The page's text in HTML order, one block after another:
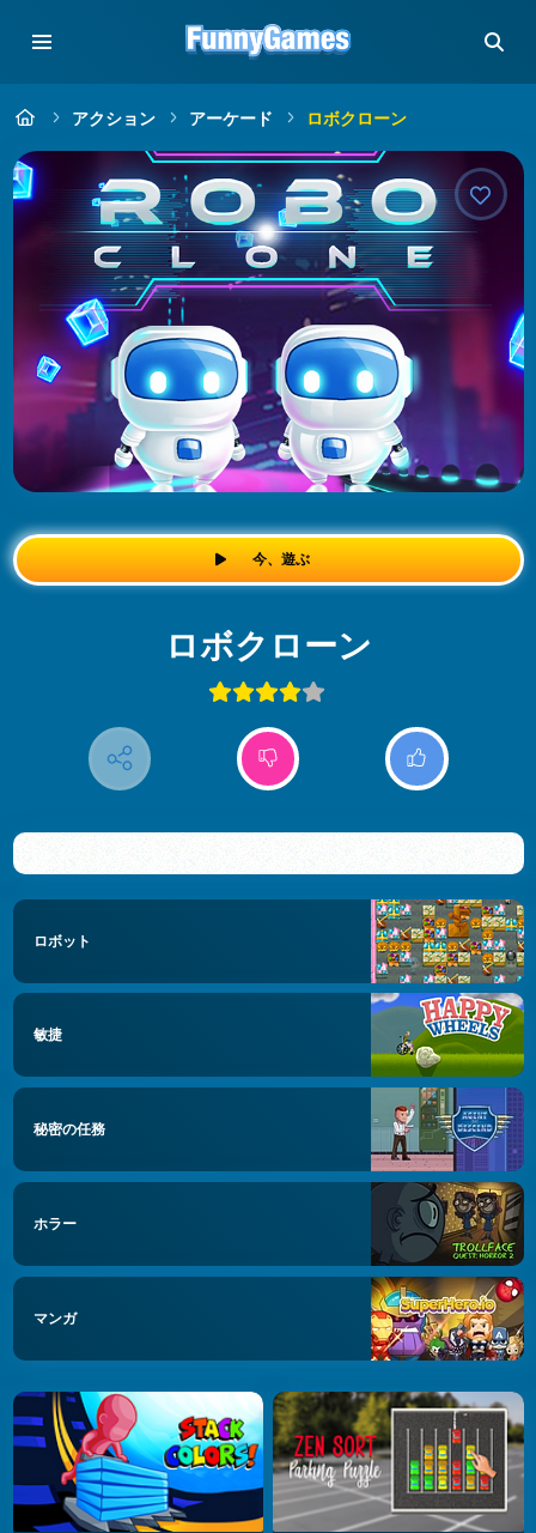
アクション アーケード ロボクローン
今、遊ぶ
ロボクローン
ロボット
敏捷
秘密の任務
ホラー
マンガ